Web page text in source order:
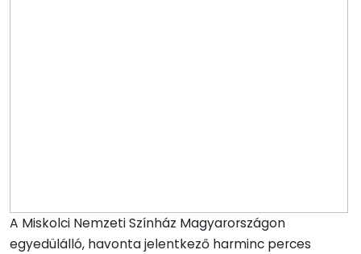
A Miskolci Nemzeti Színház Magyarországon
egyedülálló, havonta jelentkező harminc perces